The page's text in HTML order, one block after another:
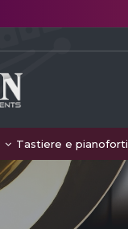
Tastiere e pianoforti